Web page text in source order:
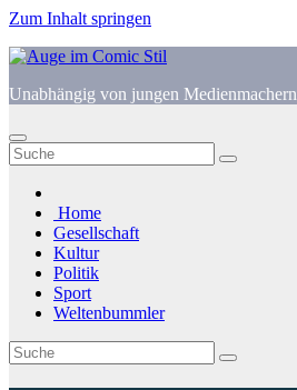
Zum Inhalt springen
Unabhängig von jungen Medienmachern
Home
Gesellschaft
Kultur
Politik
Sport
Weltenbummler